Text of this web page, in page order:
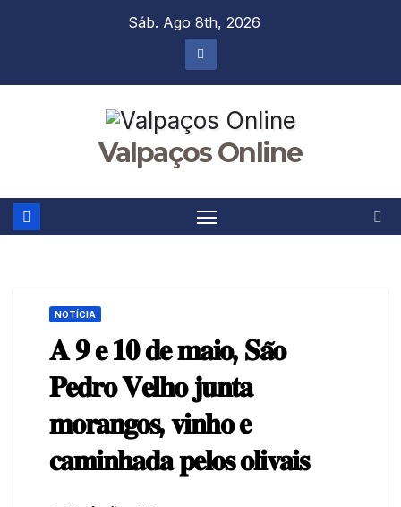
Sáb. Ago 8th, 2026
Valpaços Online
NOTÍCIA
𝐀 𝟗 𝐞 𝟏𝟎 𝐝𝐞 𝐦𝐚𝐢𝐨, 𝐒𝐚̃𝐨
𝐏𝐞𝐝𝐫𝐨 𝐕𝐞𝐥𝐡𝐨 𝐣𝐮𝐧𝐭𝐚
𝐦𝐨𝐫𝐚𝐧𝐠𝐨𝐬, 𝐯𝐢𝐧𝐡𝐨 𝐞
𝐜𝐚𝐦𝐢𝐧𝐡𝐚𝐝𝐚 𝐩𝐞𝐥𝐨𝐬 𝐨𝐥𝐢𝐯𝐚𝐢𝐬